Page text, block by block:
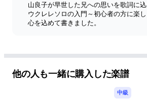
山良子が早世した兄への思いを歌詞に込
ウクレレソロの入門～初心者の方に楽
心を込めて書きました。
添付
など、「気持ち良く演奏して頂ける楽
ります。
他の人も一緒に購入した楽譜
中級